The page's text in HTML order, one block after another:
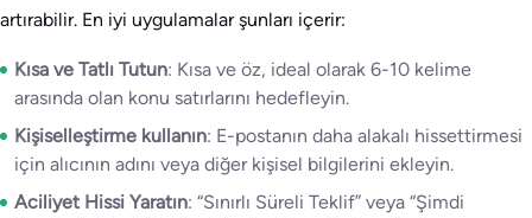
artırabilir. En iyi uygulamalar şunları içerir:
Kısa ve Tatlı Tutun: Kısa ve öz, ideal olarak 6-10 kelime
arasında olan konu satırlarını hedefleyin.
Kişiselleştirme kullanın: E-postanın daha alakalı hissettirmesi
için alıcının adını veya diğer kişisel bilgilerini ekleyin.
Aciliyet Hissi Yaratın: “Sınırlı Süreli Teklif” veya “Şimdi